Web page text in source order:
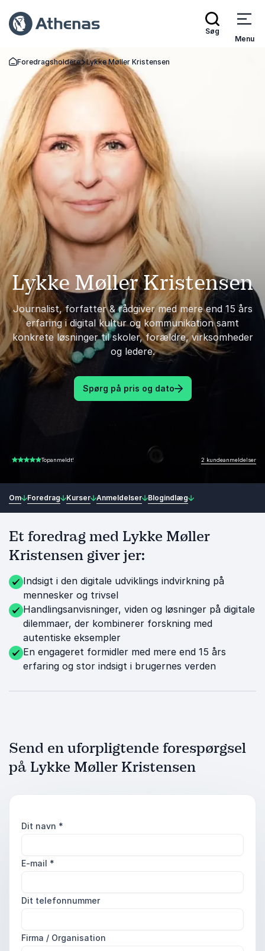
Søg
Menu
Tilbage til forsiden
Foredragsholdere Lykke Møller Kristensen
Lykke Møller Kristensen
Journalist, forfatter & rådgiver med mere end 15 års
erfaring i digital kultur og kommunikation samt
konkrete løsninger til skoler, forældre, virksomheder
og ledere.
Spørg på pris og dato
5.00 ud af 5Topanmeldt! 2 kundeanmeldelser
Om Foredrag Kurser Anmeldelser Blogindlæg
Et foredrag med Lykke Møller
Kristensen giver jer:
Indsigt i den digitale udviklings indvirkning på
mennesker og trivsel
Handlingsanvisninger, viden og løsninger på digitale
dilemmaer, der kombinerer forskning med
autentiske eksempler
En engageret formidler med mere end 15 års
erfaring og stor indsigt i brugernes verden
Send en uforpligtende forespørgsel
på Lykke Møller Kristensen
Dit navn *
E-mail *
Dit telefonnummer
Firma / Organisation